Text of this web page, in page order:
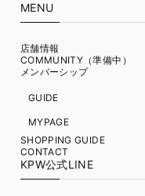
MENU
店舗情報
COMMUNITY（準備中）
メンバーシップ
GUIDE
MYPAGE
SHOPPING GUIDE
CONTACT
KPW公式LINE